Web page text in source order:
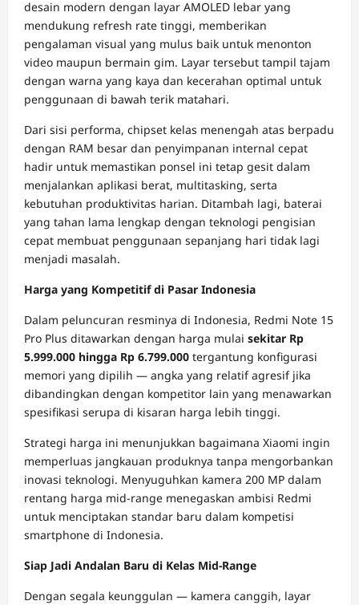
desain modern dengan layar AMOLED lebar yang
mendukung refresh rate tinggi, memberikan
pengalaman visual yang mulus baik untuk menonton
video maupun bermain gim. Layar tersebut tampil tajam
dengan warna yang kaya dan kecerahan optimal untuk
penggunaan di bawah terik matahari.
Dari sisi performa, chipset kelas menengah atas berpadu
dengan RAM besar dan penyimpanan internal cepat
hadir untuk memastikan ponsel ini tetap gesit dalam
menjalankan aplikasi berat, multitasking, serta
kebutuhan produktivitas harian. Ditambah lagi, baterai
yang tahan lama lengkap dengan teknologi pengisian
cepat membuat penggunaan sepanjang hari tidak lagi
menjadi masalah.
Harga yang Kompetitif di Pasar Indonesia
Dalam peluncuran resminya di Indonesia, Redmi Note 15
Pro Plus ditawarkan dengan harga mulai sekitar Rp
5.999.000 hingga Rp 6.799.000 tergantung konfigurasi
memori yang dipilih — angka yang relatif agresif jika
dibandingkan dengan kompetitor lain yang menawarkan
spesifikasi serupa di kisaran harga lebih tinggi.
Strategi harga ini menunjukkan bagaimana Xiaomi ingin
memperluas jangkauan produknya tanpa mengorbankan
inovasi teknologi. Menyuguhkan kamera 200 MP dalam
rentang harga mid-range menegaskan ambisi Redmi
untuk menciptakan standar baru dalam kompetisi
smartphone di Indonesia.
Siap Jadi Andalan Baru di Kelas Mid-Range
Dengan segala keunggulan — kamera canggih, layar